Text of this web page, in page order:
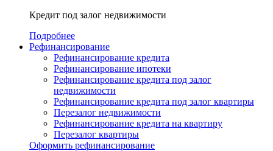
Кредит под залог недвижимости
Подробнее
Рефинансирование
Рефинансирование кредита
Рефинансирование ипотеки
Рефинансирование кредита под залог
недвижимости
Рефинансирование кредита под залог квартиры
Перезалог недвижимости
Рефинансирование кредита на квартиру
Перезалог квартиры
Оформить рефинансирование